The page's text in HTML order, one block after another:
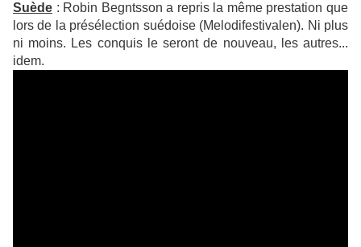
Suède : Robin Begntsson a repris la même prestation que
lors de la présélection suédoise (Melodifestivalen). Ni plus
ni moins. Les conquis le seront de nouveau, les autres...
idem.